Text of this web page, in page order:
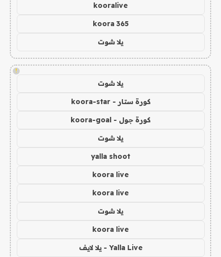
kooralive
koora 365
يلا شوت
!
يلا شوت
كورة ستار - koora-star
كورة جول - koora-goal
يلا شوت
yalla shoot
koora live
koora live
يلا شوت
koora live
Yalla Live - يلا لايف